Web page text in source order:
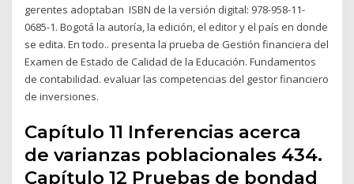
gerentes adoptaban ISBN de la versión digital: 978-958-11-
0685-1. Bogotá la autoría, la edición, el editor y el país en donde
se edita. En todo.. presenta la prueba de Gestión financiera del
Examen de Estado de Calidad de la Educación. Fundamentos
de contabilidad. evaluar las competencias del gestor financiero
de inversiones.
Capítulo 11 Inferencias acerca
de varianzas poblacionales 434.
Capítulo 12 Pruebas de bondad